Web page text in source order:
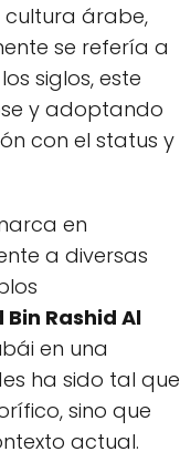
árabe,
se refería a
siglos, este
y adoptando
con el status y
en
a diversas
Rashid Al
en una
ha sido tal que
sino que
actual.